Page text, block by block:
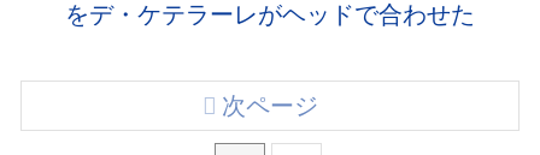
をデ・ケテラーレがヘッドで合わせた
次ページ